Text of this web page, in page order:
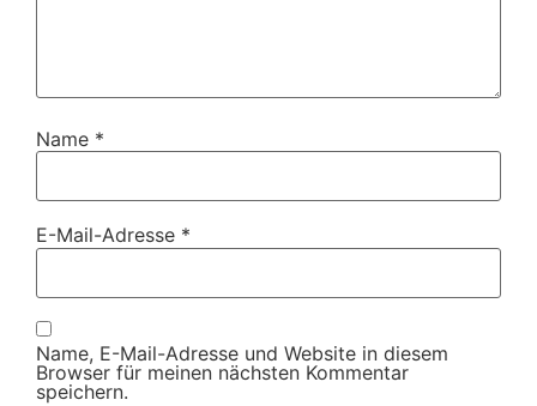
Name *
E-Mail-Adresse *
Name, E-Mail-Adresse und Website in diesem
Browser für meinen nächsten Kommentar
speichern.